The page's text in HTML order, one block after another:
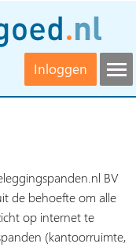
Inloggen
BV
de behoefte om alle
op internet te
(kantoorruimte,